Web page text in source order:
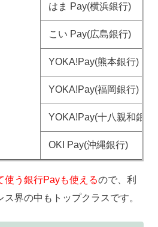
はま Pay(横浜銀行)
こい Pay(広島銀行)
YOKA!Pay(熊本銀行)
YOKA!Pay(福岡銀行)
YOKA!Pay(十八親和銀行)
OKI Pay(沖縄銀行)
使う銀行Payも使えるので、利
界の中もトップクラスです。